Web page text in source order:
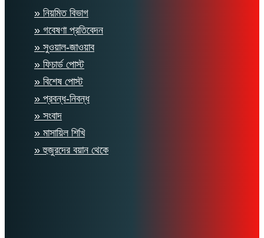
» নিয়মিত বিভাগ
» গবেষণা প্রতিবেদন
» সুওয়াল-জাওয়াব
» ফিচার্ড পোস্ট
» বিশেষ পোস্ট
» প্রবন্ধ-নিবন্ধ
» সংবাদ
» মাসায়িল শিখি
» হুজুরদের বয়ান থেকে